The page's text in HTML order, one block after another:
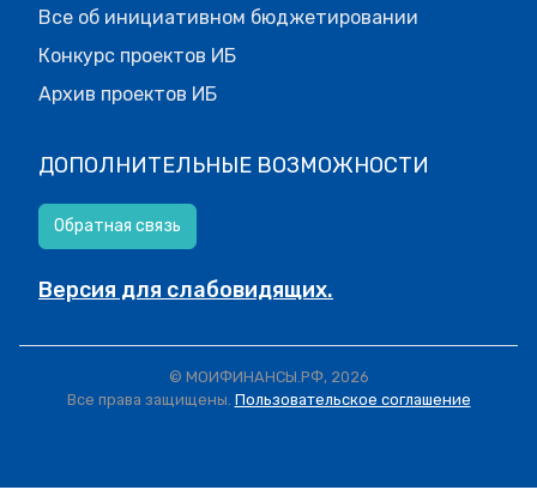
Все об инициативном бюджетировании
Конкурс проектов ИБ
Архив проектов ИБ
ДОПОЛНИТЕЛЬНЫЕ ВОЗМОЖНОСТИ
Обратная связь
Версия для слабовидящих.
© МОИФИНАНСЫ.РФ, 2026
Все права защищены. Пользовательское соглашение